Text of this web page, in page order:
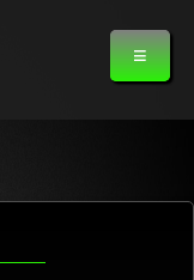
≡
≡